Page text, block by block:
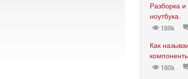
Разборка и
ноутбука.
189k
Как
180k